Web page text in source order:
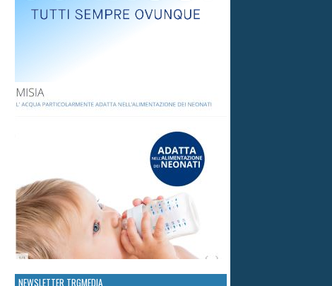
NEWSLETTER TRGMEDIA